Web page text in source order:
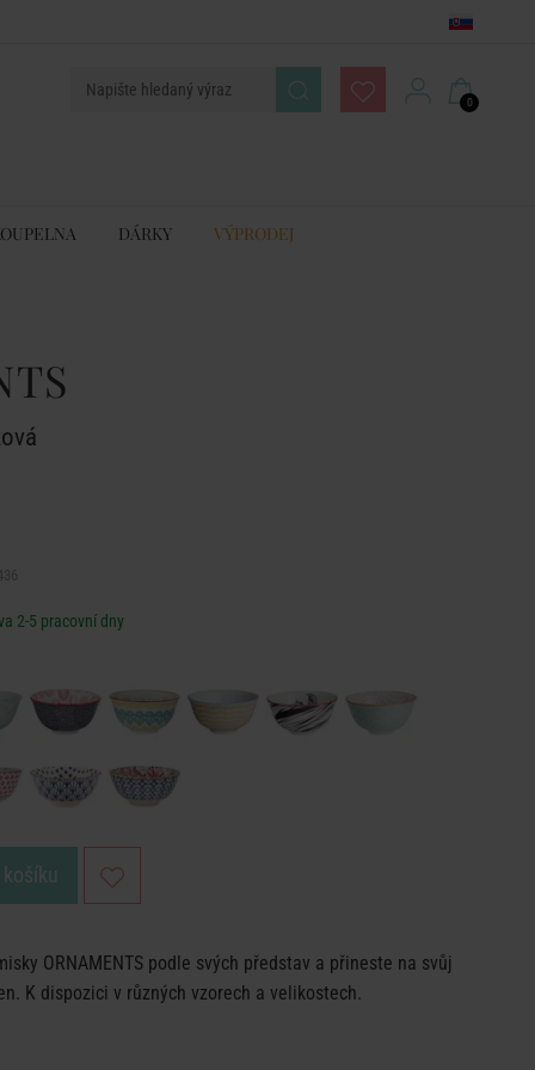
0
DÁRKY VÝPRODEJ
2-5 pracovní dny
ORNAMENTS podle svých představ a přineste na svůj
K dispozici v různých vzorech a velikostech.